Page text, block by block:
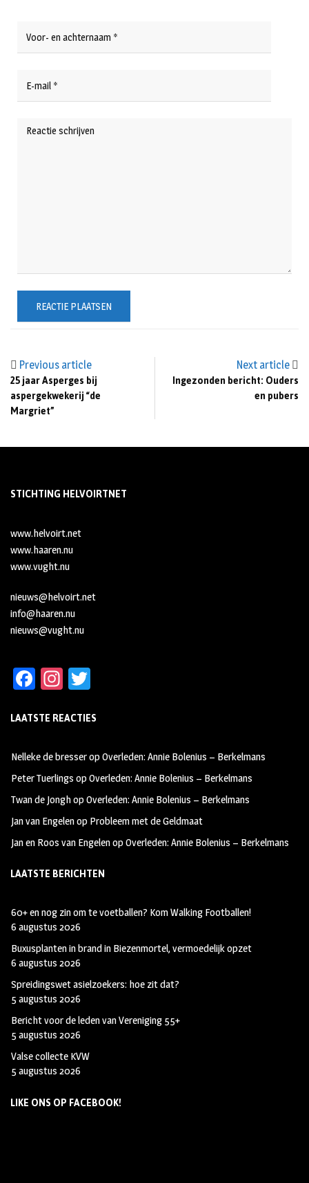
Previous article
25 jaar Asperges bij
aspergekwekerij “de
Margriet”
Next article
Ingezonden bericht: Ouders
en pubers
STICHTING HELVOIRTNET
www.helvoirt.net
www.haaren.nu
www.vught.nu
nieuws@helvoirt.net
info@haaren.nu
nieuws@vught.nu
Fa
b
oo
k
In
ag
m
tt
LAATSTE REACTIES
Nelleke de bresseropOverleden: Annie Bolenius – Berkelmans
Peter Tuerlings opOverleden: Annie Bolenius – Berkelmans
Twan de JonghopOverleden: Annie Bolenius – Berkelmans
Jan van Engelenop Probleem met de Geldmaat
Jan en Roos van EngelenopOverleden: Annie Bolenius – Berkelmans
LAATSTE BERICHTEN
60+ en nog zin om te voetballen? Kom Walking Footballen!
6 augustus 2026
Buxusplanten in brand in Biezenmortel, vermoedelijk opzet
6 augustus 2026
Spreidingswet asielzoekers: hoe zit dat?
5 augustus 2026
Bericht voor de leden van Vereniging 55+
5 augustus 2026
Valse collecte KVW
5 augustus 2026
LIKE ONS OP FACEBOOK!